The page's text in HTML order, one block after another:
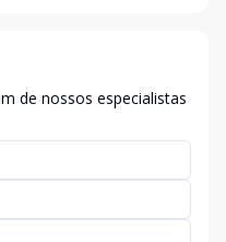
de nossos especialistas